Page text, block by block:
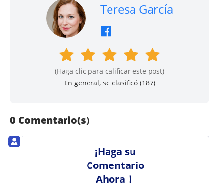
Teresa García
(Haga clic para calificar este post)
En general, se clasificó (187)
0 Comentario(s)
¡Haga su
Comentario
Ahora！